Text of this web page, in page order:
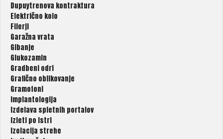
Dupuytrenova kontraktura
Električno kolo
Filerji
Garažna vrata
Gibanje
Glukozamin
Gradbeni odri
Grafično oblikovanje
Gramofoni
Implantologija
Izdelava spletnih portalov
Izleti po Istri
Izolacija strehe